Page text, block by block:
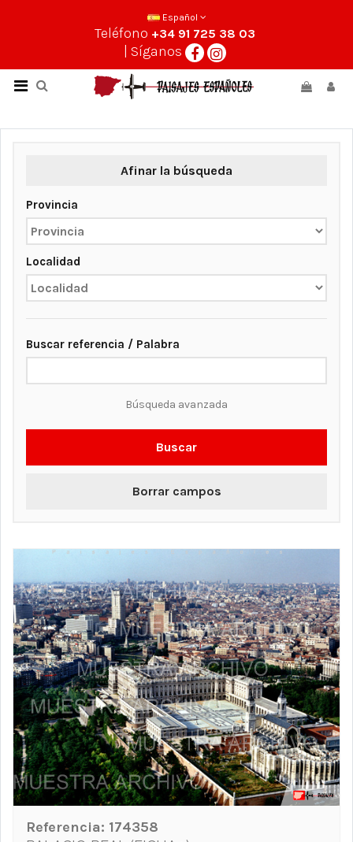
Español
Teléfono +34 91 725 38 03
| Síganos
Afinar la búsqueda
Provincia
Localidad
Buscar referencia / Palabra
Búsqueda avanzada
Buscar
Borrar campos
Referencia: 174358